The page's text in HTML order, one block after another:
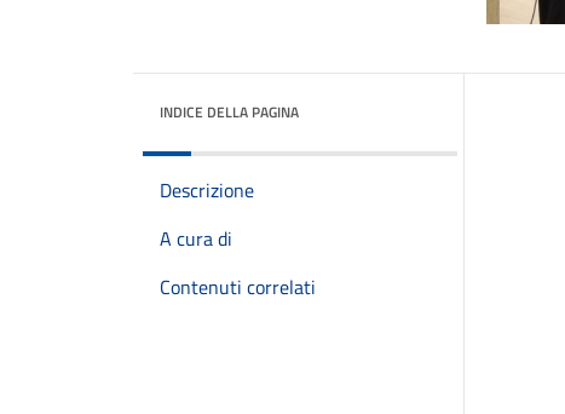
INDICE DELLA PAGINA
Descrizione
A cura di
Contenuti correlati